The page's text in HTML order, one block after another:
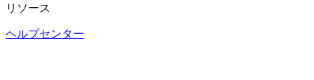
リソース
ヘルプセンター